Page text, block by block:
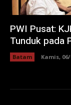
PWI Pusat:
Tunduk pada
Batam Kamis, 06/